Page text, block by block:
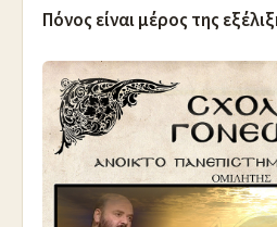
Πόνος είναι μέρος της